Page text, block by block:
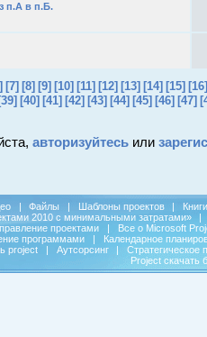
п.А в п.Б.
[7] [8] [9] [10] [11] [12] [13] [14] [15] [16]
[39] [40] [41] [42] [43] [44] [45] [46] [47]
авторизуйтесьили
| Файлы | Шаблоны проектов |
Книги
2010 с минимальными затратами»
|
проектами |
Все о Microsoft
программами |
Календарное
project | Аутсорсинг |
Стратегическое
Project скачать